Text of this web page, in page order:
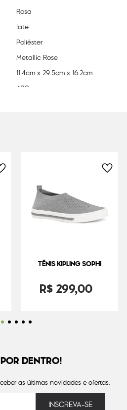
Rosa
Iate
Poliéster
Metallic Rose
11.4cm x29.5cm x16.2cm
400
TÊNIS KIPLING SOPHI
R$299,00
DENTRO!
as últimas novidades e ofertas.